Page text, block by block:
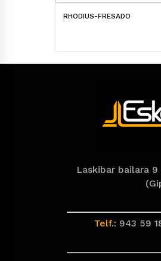
RHODIUS-FRESADO
Laskibar bailara 9
Telf.: 943 59